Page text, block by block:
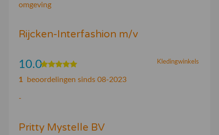
omgeving
Rijcken-Interfashion m/v
Kledingwinkels
10.0
1 beoordelingen sinds 08-2023
-
Pritty Mystelle BV